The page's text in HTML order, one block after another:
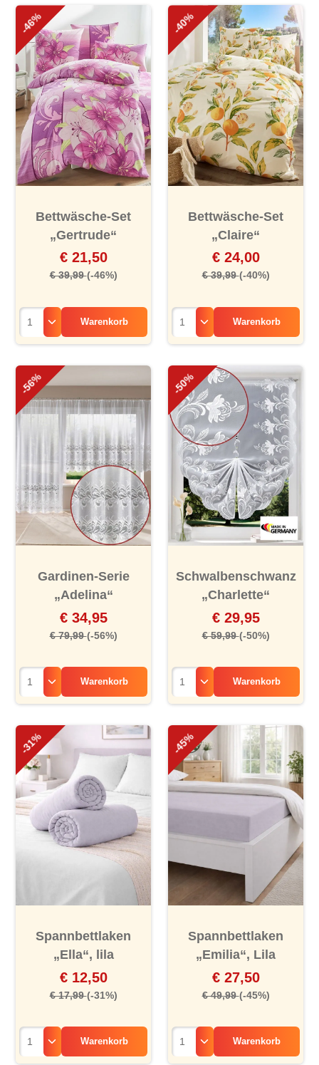
-46%
Bettwäsche-Set
„Gertrude“
€ 21,50
€ 39,99(-46%)
Warenkorb
-40%
Bettwäsche-Set
„Claire“
€ 24,00
€ 39,99(-40%)
Warenkorb
-56%
Gardinen-Serie
„Adelina“
€ 34,95
€ 79,99(-56%)
Warenkorb
-50%
Schwalbenschwanz
„Charlette“
€ 29,95
€ 59,99(-50%)
Warenkorb
-31%
Spannbettlaken
„Ella“, lila
€ 12,50
€ 17,99(-31%)
Warenkorb
-45%
Spannbettlaken
„Emilia“, Lila
€ 27,50
€ 49,99(-45%)
Warenkorb